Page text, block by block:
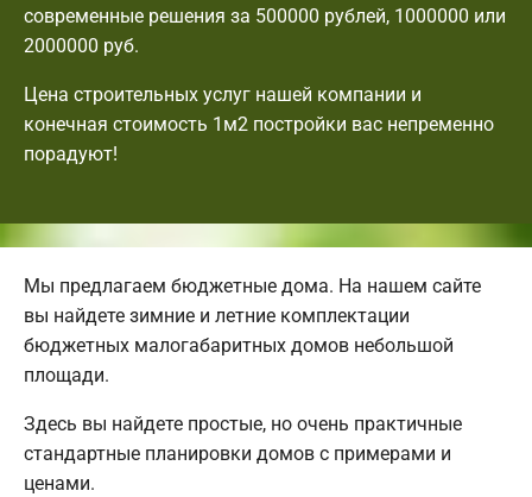
современные решения за 500000 рублей, 1000000 или
2000000 руб.
Цена строительных услуг нашей компании и
конечная стоимость 1м2 постройки вас непременно
порадуют!
Мы предлагаем бюджетные дома. На нашем сайте
вы найдете зимние и летние комплектации
бюджетных малогабаритных домов небольшой
площади.
Здесь вы найдете простые, но очень практичные
стандартные планировки домов с примерами и
ценами.